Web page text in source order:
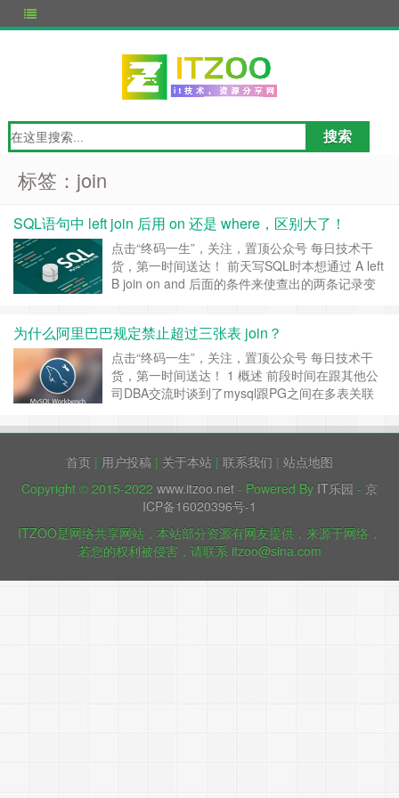
标签：join
SQL语句中 left join 后用 on 还是 where，区别大了！
点击“终码一生”，关注，置顶公众号 每日技术干
货，第一时间送达！ 前天写SQL时本想通过 A left
B join on and 后面的条件来使查出的两条记录变
件是否显示 B表的记录，A表的记录一定会显示。
不管and 后面的是A.id=1还是……继续阅读 »
为什么阿里巴巴规定禁止超过三张表 join？
点击“终码一生”，关注，置顶公众号 每日技术干
货，第一时间送达！ 1 概述 前段时间在跟其他公
司DBA交流时谈到了mysql跟PG之间在多表关联
接类型:嵌套循环连接(nested-loop)，不支持排序-
join)，而PG是都支持……继续阅读 »
首页 | 用户投稿 | 关于本站 | 联系我们 | 站点地图
Copyright © 2015-2022 www.itzoo.net - Powered By IT乐园 - 京
ICP备16020396号-1
ITZOO是网络共享网站，本站部分资源有网友提供，来源于网络，
若您的权利被侵害，请联系 itzoo@sina.com